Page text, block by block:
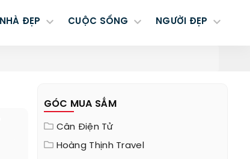
NHÀ ĐẸP CUỘC SỐNG NGƯỜI ĐẸP
GÓC MUA SẮM
Cân Điện Tử
Hoàng Thịnh Travel